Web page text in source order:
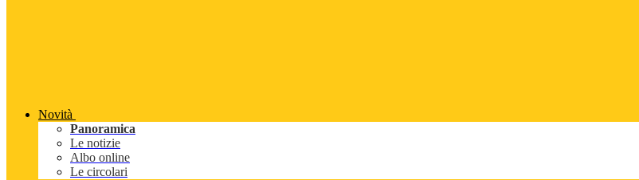
Novità
Panoramica
Le notizie
Albo online
Le circolari